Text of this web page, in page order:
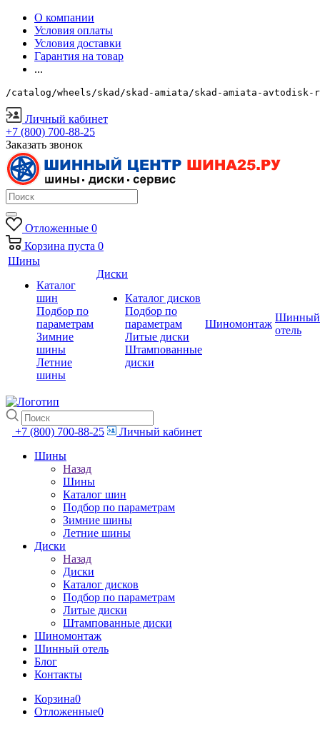
О компании
Условия оплаты
Условия доставки
Гарантия на товар
...
/catalog/wheels/skad/skad-amiata/skad-amiata-
Личный кабинет
+7 (800) 700-88-25
Заказать звонок
Отложенные 0
Корзина пуста 0
Шины
Каталог
шин
Подбор по
параметрам
Зимние
шины
Летние
шины
Диски
Каталог дисков
Подбор по
параметрам
Литые диски
Штампованные
диски
Шиномонтаж
Шинный
отель
+7 (800) 700-88-25
Личный кабинет
Шины
Назад
Шины
Каталог шин
Подбор по параметрам
Зимние шины
Летние шины
Диски
Назад
Диски
Каталог дисков
Подбор по параметрам
Литые диски
Штампованные диски
Шиномонтаж
Шинный отель
Блог
Контакты
Корзина0
Отложенные0